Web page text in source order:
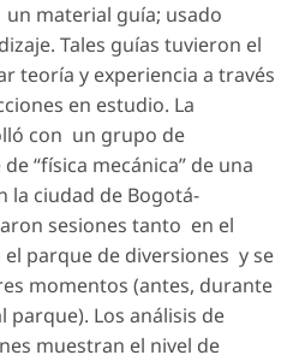
material guía; usado
Tales guías tuvieron el
teoría y experiencia a través
en estudio. La
con un grupo de
“física mecánica” de una
la ciudad de Bogotá-
sesiones tanto en el
parque de diversiones y se
momentos (antes, durante
parque). Los análisis de
muestran el nivel de